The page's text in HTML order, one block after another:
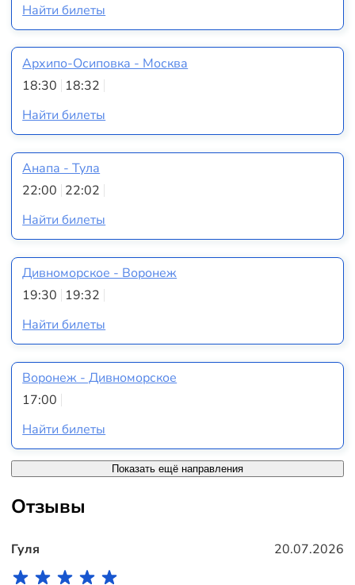
Найти билеты
Архипо-Осиповка - Москва
18:30 18:32
Найти билеты
Анапа - Тула
22:00 22:02
Найти билеты
Дивноморское - Воронеж
19:30 19:32
Найти билеты
Воронеж - Дивноморское
17:00
Найти билеты
Показать ещё направления
Отзывы
Гуля 20.07.2026